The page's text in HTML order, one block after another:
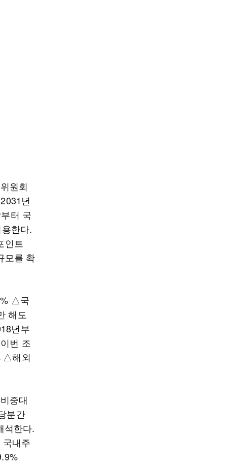
원회
년
터 국
한다.
인트
모를 확
△국
해도
년부
번 조
△해외
중대
분간
석한다.
내주